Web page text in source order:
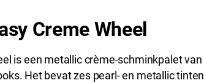
Creme Wheel
is een metallic crème-schminkpalet van
Het bevat zes pearl- en metallic tinten